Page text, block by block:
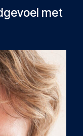
met